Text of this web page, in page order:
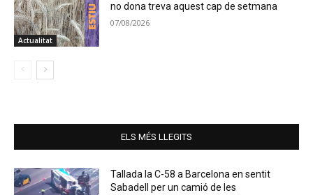
Actualitat
no dona treva aquest cap de setmana
07/08/2026
ELS MÉS LLEGITS
Tallada la C-58 a Barcelona en sentit
Sabadell per un camió de les